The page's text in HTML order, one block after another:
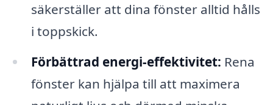
säkerställer att dina fönster alltid hålls
i toppskick.
Förbättrad energi-effektivitet: Rena
fönster kan hjälpa till att maximera